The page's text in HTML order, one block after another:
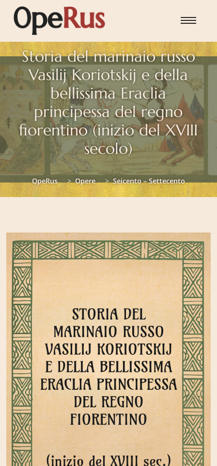
Skip to main content
You are here:
Storia del marinaio russo
Vasilij Koriotskij e della
bellissima Eraclia
principessa del regno
fiorentino (inizio del XVIII
secolo)
OpeRus Opere Seicento – Settecento